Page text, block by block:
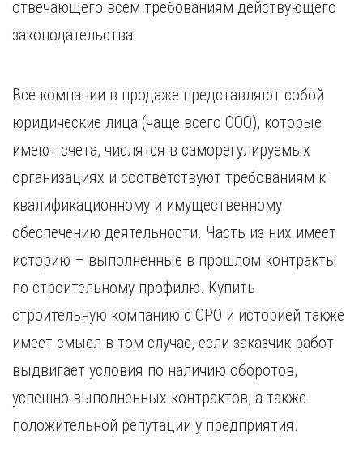
отвечающего всем требованиям действующего
законодательства.
Все компании в продаже представляют собой
юридические лица (чаще всего ООО), которые
имеют счета, числятся в саморегулируемых
организациях и соответствуют требованиям к
квалификационному и имущественному
обеспечению деятельности. Часть из них имеет
историю – выполненные в прошлом контракты
по строительному профилю. Купить
строительную компанию с СРО и историей также
имеет смысл в том случае, если заказчик работ
выдвигает условия по наличию оборотов,
успешно выполненных контрактов, а также
положительной репутации у предприятия.